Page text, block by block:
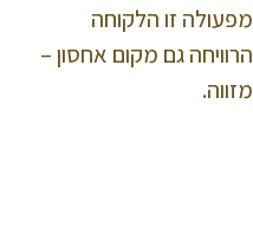
מפעולה זו הלקוחה
הרוויחה גם מקום אחסון –
מזווה.